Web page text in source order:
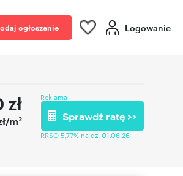
ogłoszenie Logowanie
zł
m2
Reklama
Sprawdź ratę >>
RRSO 5,77% na dz. 01.06.26